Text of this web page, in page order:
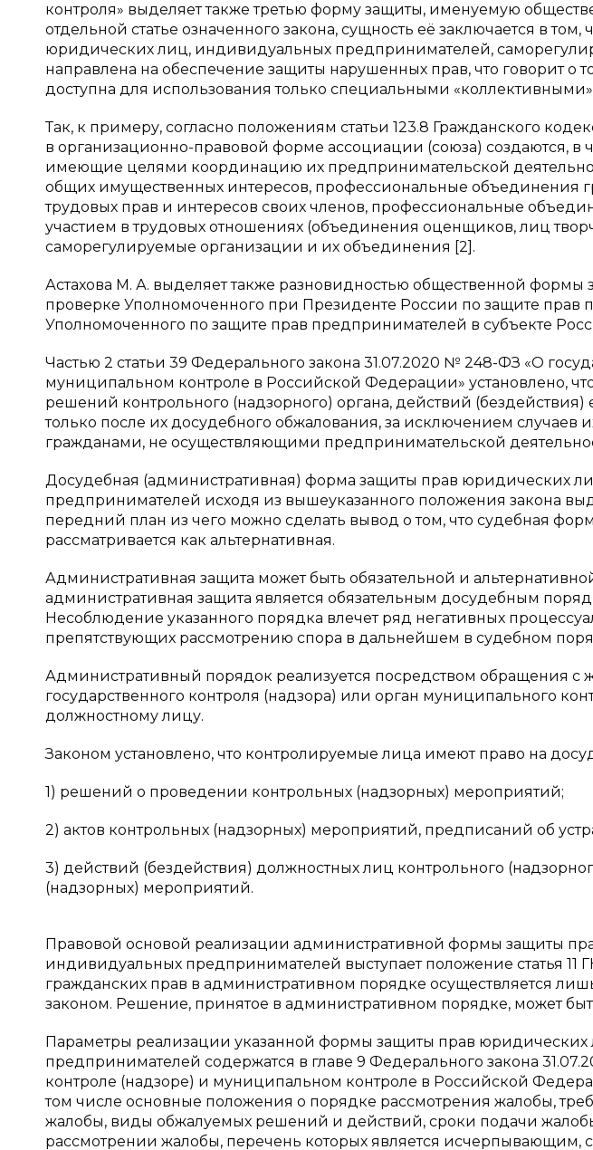
контроля» выделяет также третью форму защиты, именуемую
отдельной статье означенного закона, сущность её заключается в
юридических лиц, индивидуальных предпринимателей,
направлена на обеспечение защиты нарушенных прав, что говорит о
доступна для использования только специальными
Так, к примеру, согласно положениям статьи 123.8 Гражданского
в организационно-правовой форме ассоциации (союза) создаются, в
имеющие целями координацию их предпринимательской
общих имущественных интересов, профессиональные объединения
трудовых прав и интересов своих членов, профессиональные
участием в трудовых отношениях (объединения оценщиков, лиц
саморегулируемые организации и их объединения [2].
Астахова М. А. выделяет также разновидностью общественной формы
проверке Уполномоченного при Президенте России по защите прав
Уполномоченного по защите прав предпринимателей в субъекте
Частью 2 статьи 39 Федерального закона 31.07.2020 № 248-ФЗ «О
муниципальном контроле в Российской Федерации» установлено,
решений контрольного (надзорного) органа, действий
только после их досудебного обжалования, за исключением случаев
гражданами, не осуществляющими предпринимательской
Досудебная (административная) форма защиты прав юридических
предпринимателей исходя из вышеуказанного положения закона
передний план из чего можно сделать вывод о том, что судебная
рассматривается как альтернативная.
Административная защита может быть обязательной и
административная защита является обязательным досудебным
Несоблюдение указанного порядка влечет ряд негативных
препятствующих рассмотрению спора в дальнейшем в судебном
Административный порядок реализуется посредством обращения с
государственного контроля (надзора) или орган муниципального
должностному лицу.
Законом установлено, что контролируемые лица имеют право на
1) решений о проведении контрольных (надзорных) мероприятий;
2) актов контрольных (надзорных) мероприятий, предписаний об
3) действий (бездействия) должностных лиц контрольного
(надзорных) мероприятий.
Правовой основой реализации административной формы защиты
индивидуальных предпринимателей выступает положение статья 11
гражданских прав в административном порядке осуществляется
законом. Решение, принятое в административном порядке, может
Параметры реализации указанной формы защиты прав
предпринимателей содержатся в главе 9 Федерального закона
контроле (надзоре) и муниципальном контроле в Российской
том числе основные положения о порядке рассмотрения жалобы,
жалобы, виды обжалуемых решений и действий, сроки подачи
рассмотрении жалобы, перечень которых является исчерпывающим,